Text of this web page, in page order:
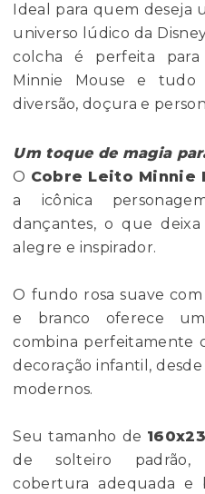
Ideal para quem deseja
universo lúdico da
colcha é perfeita
Minnie Mouse e
diversão, doçura e
Um toque de magia
O Cobre Leito Minnie
a icônica
dançantes, o que
alegre e inspirador.
O fundo rosa suave
e branco oferece
combina perfeitamente
decoração infantil, desde
modernos.
Seu tamanho de
de solteiro padrão,
cobertura adequada e